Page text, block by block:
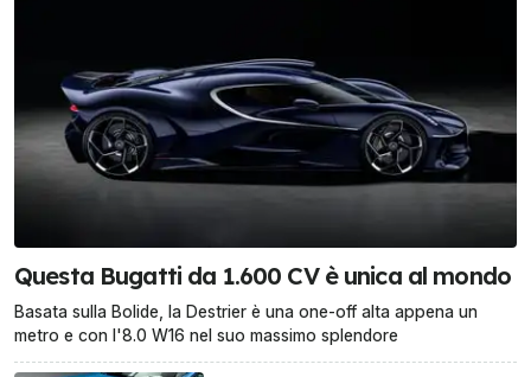
Questa Bugatti da 1.600 CV è unica al mondo
Basata sulla Bolide, la Destrier è una one-off alta appena un
metro e con l'8.0 W16 nel suo massimo splendore